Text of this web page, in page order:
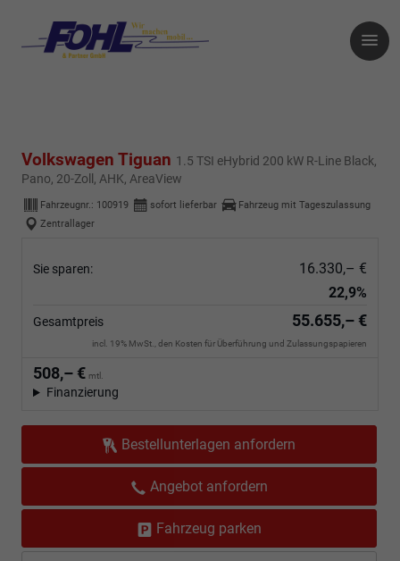
Volkswagen Tiguan 1.5 TSI eHybrid 200 kW R-Line Black,
Pano, 20-Zoll, AHK, AreaView
Fahrzeugnr.: 100919 sofort lieferbar
Fahrzeug mit Tageszulassung
Zentrallager
Sie sparen:
16.330,– €
22,9%
Gesamtpreis 55.655,– €
incl. 19% MwSt., den Kosten für Überführung und Zulassungspapieren
508,– € mtl.
Finanzierung
Bestellunterlagen anfordern
Angebot anfordern
Fahrzeug parken